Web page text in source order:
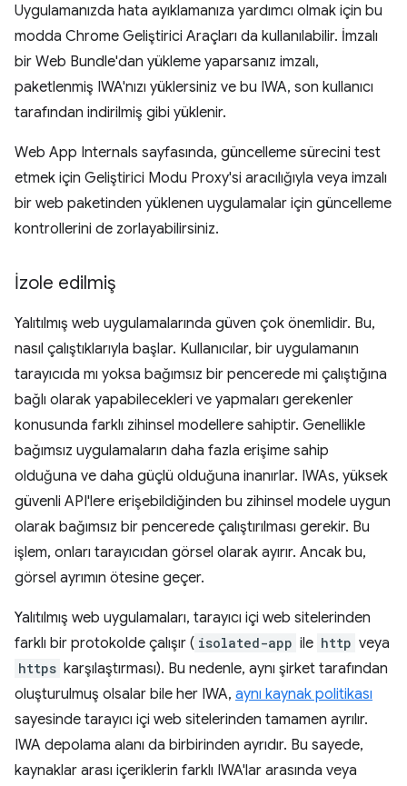
Uygulamanızda hata ayıklamanıza yardımcı olmak için bu
modda Chrome Geliştirici Araçları da kullanılabilir. İmzalı
bir Web Bundle'dan yükleme yaparsanız imzalı,
paketlenmiş IWA'nızı yüklersiniz ve bu IWA, son kullanıcı
tarafından indirilmiş gibi yüklenir.
Web App Internals sayfasında, güncelleme sürecini test
etmek için Geliştirici Modu Proxy'si aracılığıyla veya imzalı
bir web paketinden yüklenen uygulamalar için güncelleme
kontrollerini de zorlayabilirsiniz.
İzole edilmiş
Yalıtılmış web uygulamalarında güven çok önemlidir. Bu,
nasıl çalıştıklarıyla başlar. Kullanıcılar, bir uygulamanın
tarayıcıda mı yoksa bağımsız bir pencerede mi çalıştığına
bağlı olarak yapabilecekleri ve yapmaları gerekenler
konusunda farklı zihinsel modellere sahiptir. Genellikle
bağımsız uygulamaların daha fazla erişime sahip
olduğuna ve daha güçlü olduğuna inanırlar. IWAs, yüksek
güvenli API'lere erişebildiğinden bu zihinsel modele uygun
olarak bağımsız bir pencerede çalıştırılması gerekir. Bu
işlem, onları tarayıcıdan görsel olarak ayırır. Ancak bu,
görsel ayrımın ötesine geçer.
Yalıtılmış web uygulamaları, tarayıcı içi web sitelerinden
farklı bir protokolde çalışır ( isolated-app ile http veya
https karşılaştırması). Bu nedenle, aynı şirket tarafından
oluşturulmuş olsalar bile her IWA, aynı kaynak politikası
sayesinde tarayıcı içi web sitelerinden tamamen ayrılır.
IWA depolama alanı da birbirinden ayrıdır. Bu sayede,
kaynaklar arası içeriklerin farklı IWA'lar arasında veya